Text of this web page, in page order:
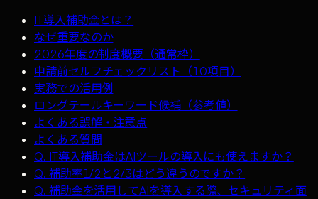
IT導入補助金とは？
なぜ重要なのか
2026年度の制度概要（通常枠）
申請前セルフチェックリスト（10項目）
実務での活用例
ロングテールキーワード候補（参考値）
よくある誤解・注意点
よくある質問
Q. IT導入補助金はAIツールの導入にも使えますか？
Q. 補助率1/2と2/3はどう違うのですか？
Q. 補助金を活用してAIを導入する際、セキュリティ面